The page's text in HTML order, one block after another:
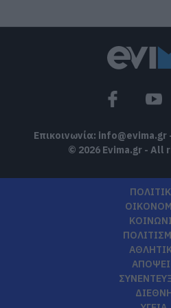
Συγκλονίζει μαρτυρία
Εύβοια: Ετσι σώθηκε το
Επικοινωνία: info@evima.gr
© 2026 Evima.gr - All